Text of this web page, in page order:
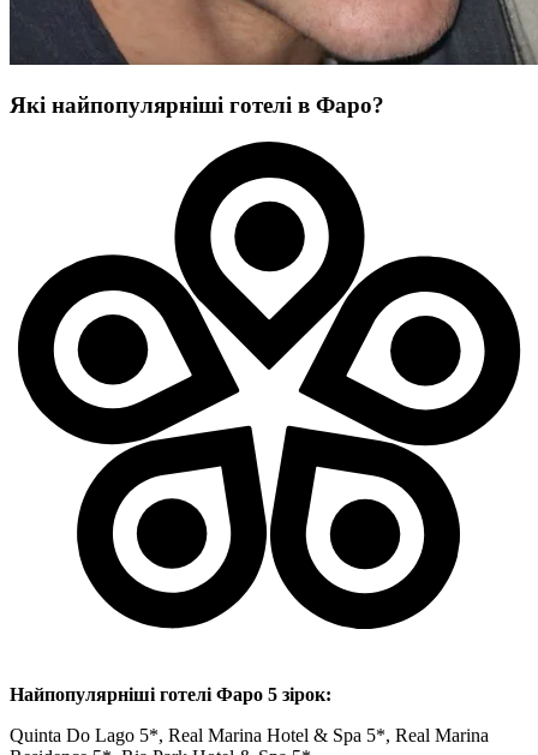
Які найпопулярніші готелі в Фаро?
Найпопулярніші готелі Фаро 5 зірок:
Quinta Do Lago 5*, Real Marina Hotel & Spa 5*, Real Marina